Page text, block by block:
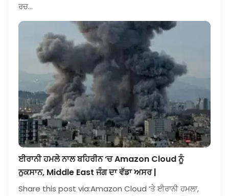
ਰਚ…
ਈਰਾਨੀ ਹਮਲੇ ਨਾਲ ਬਹਿਰੀਨ ‘ਚ Amazon Cloud ਨੂੰ
ਨੁਕਸਾਨ, Middle East ਜੰਗ ਦਾ ਵੱਡਾ ਅਸਰ |
Share this post via:Amazon Cloud ‘ਤੇ ਈਰਾਨੀ ਹਮਲਾ,